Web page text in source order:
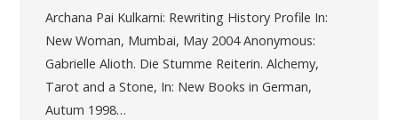
Archana Pai Kulkarni: Rewriting History Profile In:
New Woman, Mumbai, May 2004 Anonymous:
Gabrielle Alioth. Die Stumme Reiterin. Alchemy,
Tarot and a Stone, In: New Books in German,
Autum 1998…